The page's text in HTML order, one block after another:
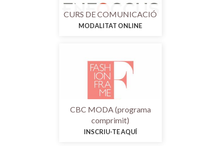
CURS DE COMUNICACIÓ
MODALITAT ONLINE
CBC MODA (programa
comprimit)
INSCRIU-TE AQUÍ